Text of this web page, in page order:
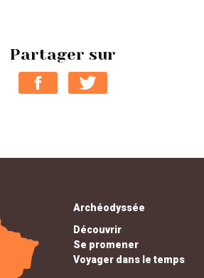
Partager sur
Archéodyssée
Découvrir
Se promener
Voyager dans le temps